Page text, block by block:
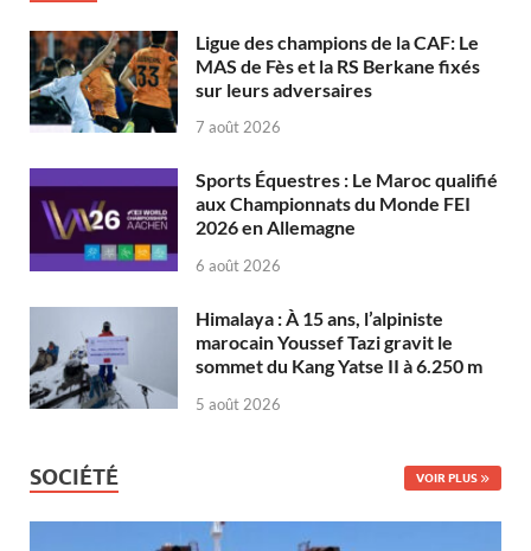
Ligue des champions de la CAF: Le
MAS de Fès et la RS Berkane fixés
sur leurs adversaires
7 août 2026
Sports Équestres : Le Maroc qualifié
aux Championnats du Monde FEI
2026 en Allemagne
6 août 2026
Himalaya : À 15 ans, l’alpiniste
marocain Youssef Tazi gravit le
sommet du Kang Yatse II à 6.250 m
5 août 2026
SOCIÉTÉ VOIR PLUS